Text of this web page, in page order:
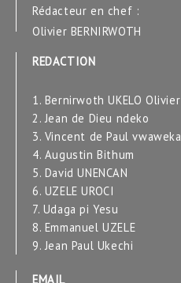
Rédacteur en chef :
Olivier BERNIRWOTH
REDACTION
1. Bernirwoth UKELO Olivier
2. Jean de Dieu ndeko
3. Vincent de Paul vwaweka
4. Augustin Bithum
5. David UNENCAN
6. UZELE UROCI
7. Udaga pi Yesu
8. Emmanuel UZELE
9. Jean Paul Ukechi
EMAIL